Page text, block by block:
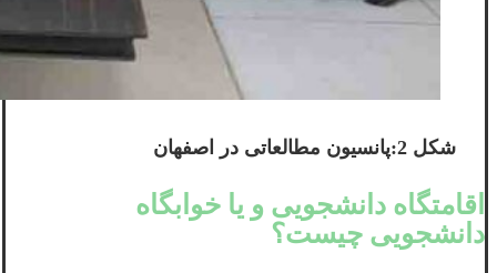
شکل 2:پانسیون مطالعاتی در اصفهان
اقامتگاه دانشجویی و یا خوابگاه
دانشجویی چیست؟